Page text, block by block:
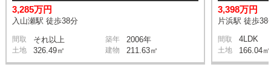
3,285万円
入山瀬駅 徒歩38分
間取 それ以上 築年 2006年
土地 326.49㎡ 建物 211.63㎡
3,398万円
片浜駅 徒歩38
間取 4LDK
土地 166.04㎡